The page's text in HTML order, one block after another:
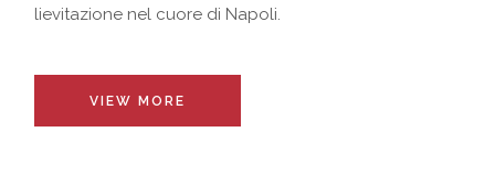
lievitazione nel cuore di Napoli.
VIEW MORE